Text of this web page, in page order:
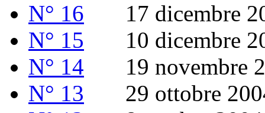
N° 16 17 dicembre
N° 15 10 dicembre
N° 14 19 novembre
N° 13 29 ottobre